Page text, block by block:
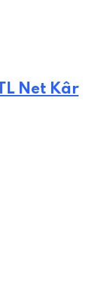
Net Kâr